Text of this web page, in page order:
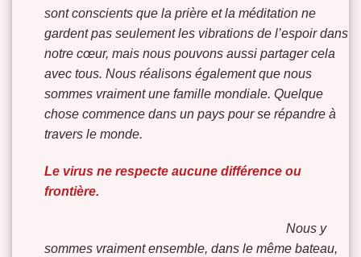
sont conscients que la prière et la méditation ne
gardent pas seulement les vibrations de l’espoir dans
notre cœur, mais nous pouvons aussi partager cela
avec tous. Nous réalisons également que nous
sommes vraiment une famille mondiale. Quelque
chose commence dans un pays pour se répandre à
travers le monde.
Le virus ne respecte aucune différence ou
frontière.
Nous y
sommes vraimentensemble, dans le même bateau,